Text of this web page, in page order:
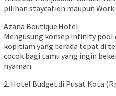
pilihan staycation maupun
Azana Boutique Hotel
Mengusung konsep infinity pool
kopitiam yang berada tepat di
cocok bagi tamu yang ingin
nyaman.
2. Hotel Budget di Pusat Kota